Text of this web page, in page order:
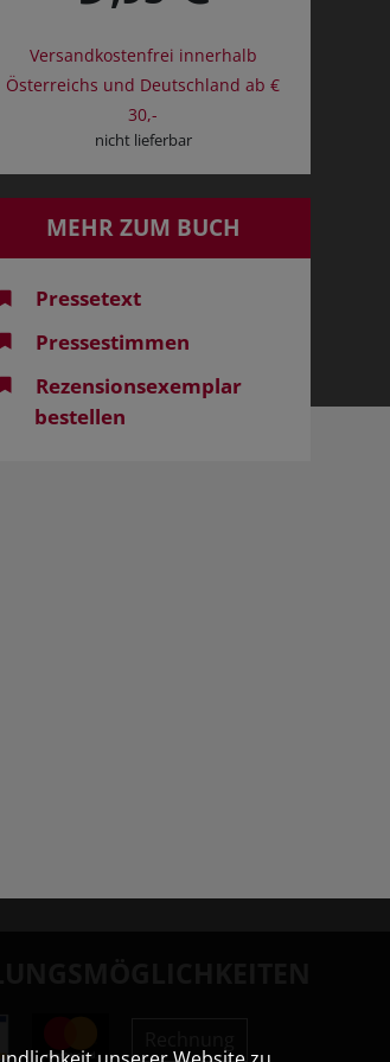
Versandkostenfrei innerhalb
Österreichs und Deutschland ab €
30,-
nicht lieferbar
MEHR ZUM BUCH
Pressetext
Pressestimmen
Rezensionsexemplar
bestellen